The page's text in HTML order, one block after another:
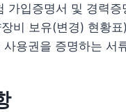
입증명서 및 경력증
보유(변경) 현황표
용권을 증명하는 서